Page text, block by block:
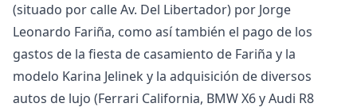
(situado por calle Av. Del Libertador) por Jorge
Leonardo Fariña, como así también el pago de los
gastos de la fiesta de casamiento de Fariña y la
modelo Karina Jelinek y la adquisición de diversos
autos de lujo (Ferrari California, BMW X6 y Audi R8